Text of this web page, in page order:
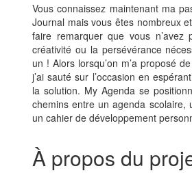
Vous connaissez maintenant ma
Journal mais vous êtes nombreux
faire remarquer que vous n’avez
créativité ou la persévérance
un ! Alors lorsqu’on m’a proposé
j’ai sauté sur l’occasion en
la solution. My Agenda se
chemins entre un agenda scolaire,
un cahier de développement
À propos du